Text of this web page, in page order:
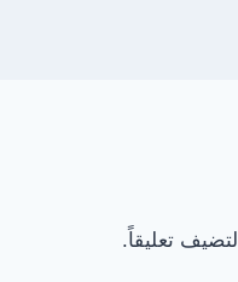
لتضيف تعليقاً.